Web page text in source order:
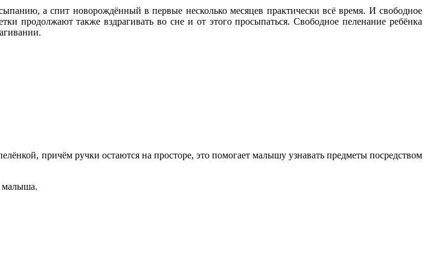
а спит новорождённый в первые несколько месяцев практически всё время. И свободное
продолжают также вздрагивать во сне и от этого просыпаться. Свободное пеленание ребёнка
причём ручки остаются на просторе, это помогает малышу узнавать предметы посредством
малыша.